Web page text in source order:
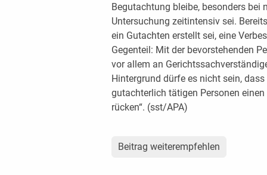
Begutachtung bleibe, besonders bei
Untersuchung zeitintensiv sei.
ein Gutachten erstellt sei, eine
Gegenteil: Mit der bevorstehenden
vor allem an
Hintergrund dürfe es nicht sein,
gutachterlich tätigen Personen
rücken“. (sst/APA)
Beitrag weiterempfehlen